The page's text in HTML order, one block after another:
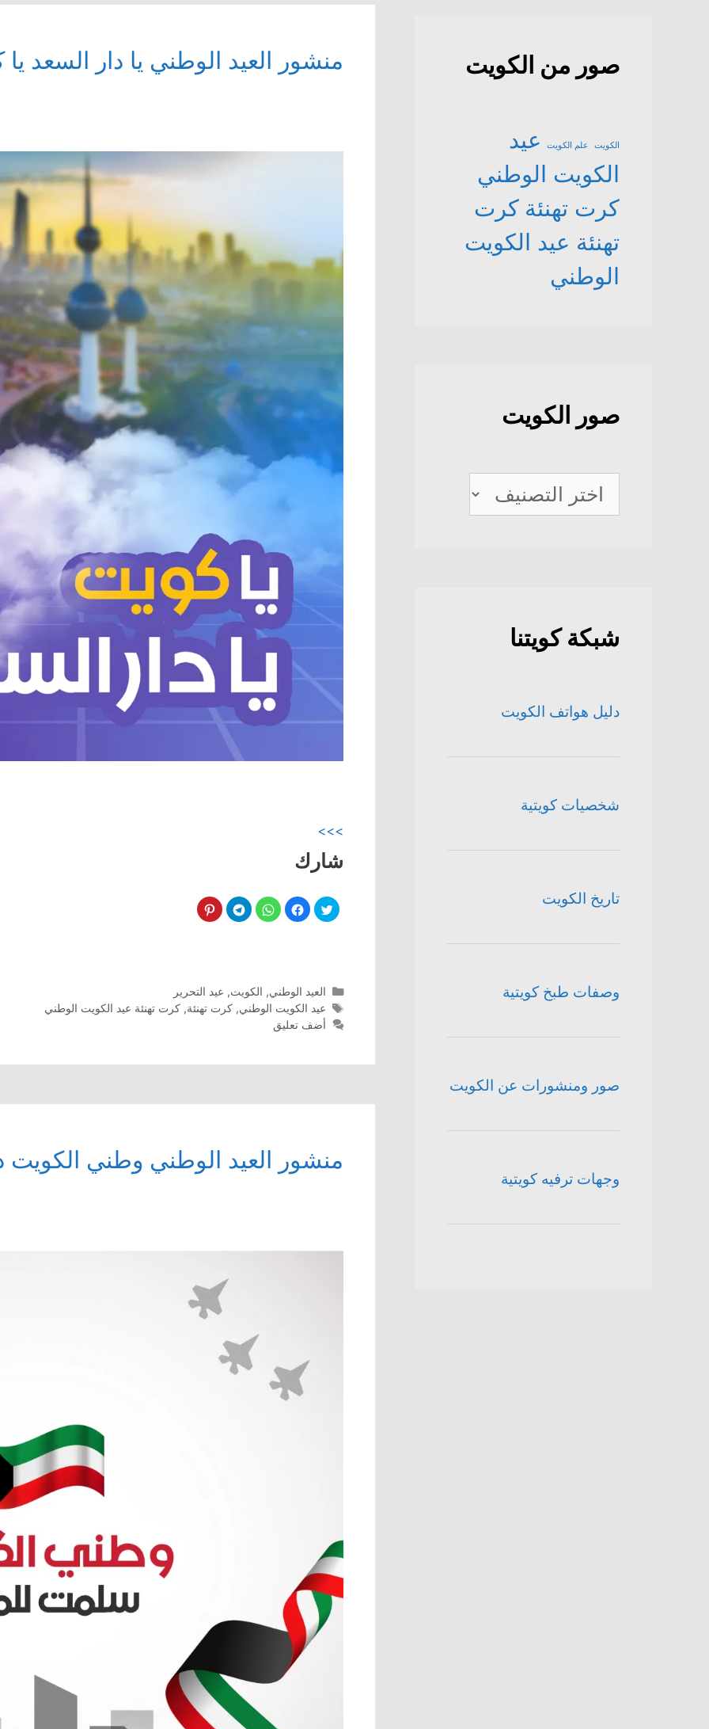
منشور العيد الوطني يا دار السعد
>>>
شارك
التصنيفات
العيد الوطني, الكويت, عيد التحرير
الوسوم
عيد الكويت الوطني, كرت تهنئة, كرت تهنئة عيد الكويت الوطني
أضف تعليق
منشور العيد الوطني وطني
صور من الكويت
الكويت علم الكويت
عيد
الكويت الوطني
كرت تهنئة كرت
تهنئة عيد الكويت
الوطني
صور الكويت
صور
الكويت
شبكة كويتنا
دليل هواتف الكويت
شخصيات كويتية
تاريخ الكويت
وصفات طبخ كويتية
صور ومنشورات عن الكويت
وجهات ترفيه كويتية